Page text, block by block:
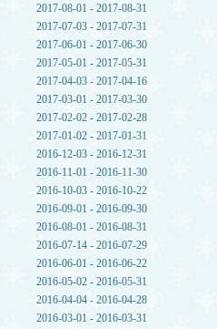
2017-08-01 - 2017-08-31
2017-07-03 - 2017-07-31
2017-06-01 - 2017-06-30
2017-05-01 - 2017-05-31
2017-04-03 - 2017-04-16
2017-03-01 - 2017-03-30
2017-02-02 - 2017-02-28
2017-01-02 - 2017-01-31
2016-12-03 - 2016-12-31
2016-11-01 - 2016-11-30
2016-10-03 - 2016-10-22
2016-09-01 - 2016-09-30
2016-08-01 - 2016-08-31
2016-07-14 - 2016-07-29
2016-06-01 - 2016-06-22
2016-05-02 - 2016-05-31
2016-04-04 - 2016-04-28
2016-03-01 - 2016-03-31